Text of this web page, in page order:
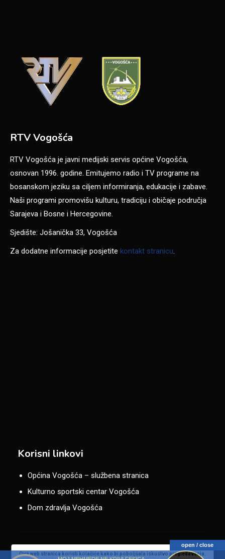
RTV Vogošća
RTV Vogošća je javni medijski servis općine Vogošća,
osnovan 1996. godine. Emitujemo radio i TV programe na
bosanskom jeziku sa ciljem informiranja, edukacije i zabave.
Naši programi promovišu kulturu, tradiciju i običaje područja
Sarajeva i Bosne i Hercegovine.
Sjedište: Jošanička 33, Vogošća
Za dodatne informacije posjetite kontakt stranicu.
Korisni linkovi
Općina Vogošća – službena stranica
Kulturno sportski centar Vogošća
Dom zdravlja Vogošća
Ova web stranica koristi kolačiće kako bi poboljšala iskustvo pregledavanja.
open / close